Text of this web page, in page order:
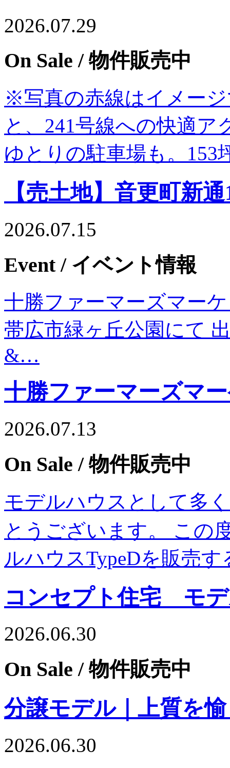
2026.07.29
On Sale / 物件販売中
※写真の赤線はイメー
と、241号線への快適ア
ゆとりの駐車場も。
【売土地】音更町新
2026.07.15
Event/ イベント情報
十勝ファーマーズマー
帯広市緑ヶ丘公園にて
&…
十勝ファーマーズマ
2026.07.13
On Sale / 物件販売中
モデルハウスとして多
とうございます。 この
ルハウスTypeDを販売
コンセプト住宅 モ
2026.06.30
On Sale / 物件販売中
分譲モデル｜上質を
2026.06.30